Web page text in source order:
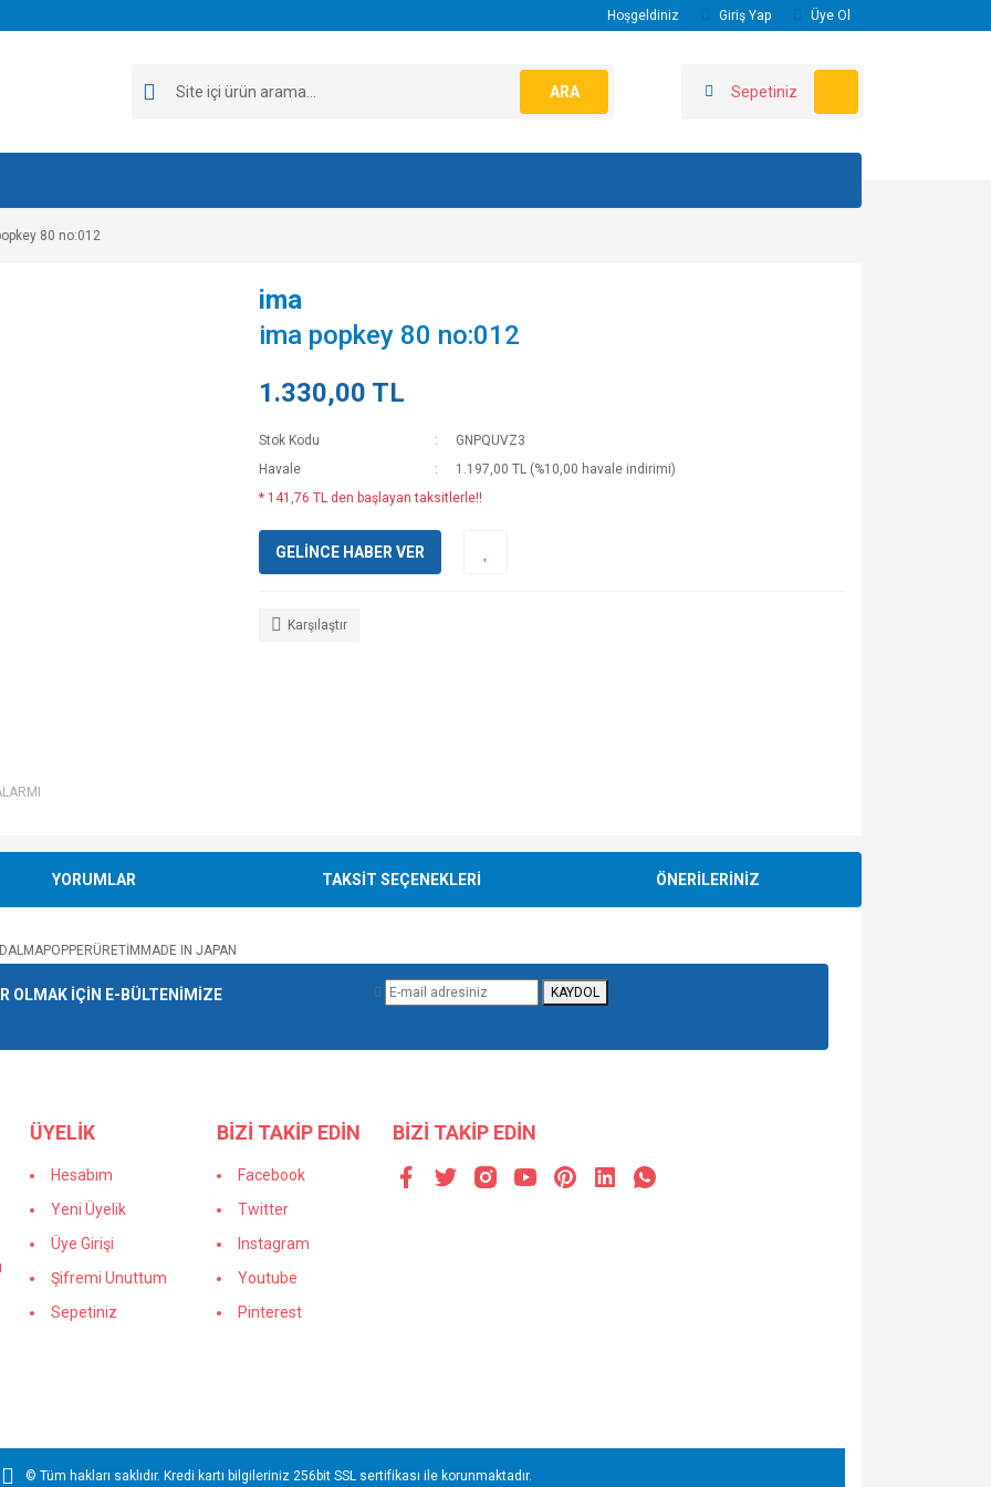
Hoşgeldiniz Giriş Yap Üye Ol
ARA Sepetiniz
80 no:012
ima
ima popkey 80 no:012
1.330,00 TL
Stok Kodu
GNPQUVZ3
Havale
1.197,00 TL (%10,00 havale indirimi)
* 141,76 TL den başlayan taksitlerle!!
GELİNCE HABER VER
Karşılaştır
YORUMLAR TAKSİT SEÇENEKLERİ ÖNERİLERİNİZ
IN JAPAN
diğer konularda yetersiz gördüğünüz noktaları öneri formunu kullanarak tarafımıza iletebilirsiniz.
OLMAK İÇİN E-BÜLTENİMİZE
KAYDOL
ÜYELİK
Hesabım
Yeni Üyelik
Üye Girişi
Şifremi Unuttum
Sepetiniz
BİZİ TAKİP EDİN
Facebook
Twitter
Instagram
Youtube
Pinterest
BİZİ TAKİP EDİN
© Tüm hakları saklıdır. Kredi kartı bilgileriniz 256bit SSL sertifikası ile korunmaktadır.